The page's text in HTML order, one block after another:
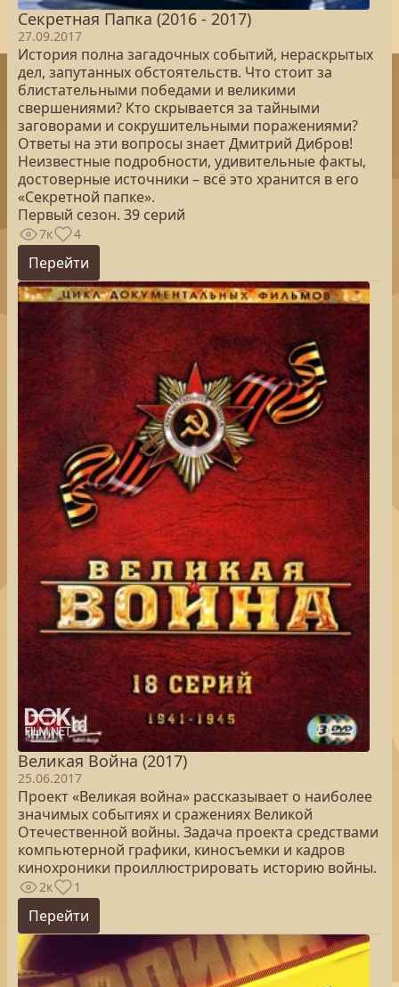
Секретная Папка (2016 - 2017)
27.09.2017
История полна загадочных событий, нераскрытых
дел, запутанных обстоятельств. Что стоит за
блистательными победами и великими
свершениями? Кто скрывается за тайными
заговорами и сокрушительными поражениями?
Ответы на эти вопросы знает Дмитрий Дибров!
Неизвестные подробности, удивительные факты,
достоверные источники – всё это хранится в его
«Секретной папке».
Первый сезон. 39 серий
7к 4
Перейти
Великая Война (2017)
25.06.2017
Проект «Великая война» рассказывает о наиболее
значимых событиях и сражениях Великой
Отечественной войны. Задача проекта средствами
компьютерной графики, киносъемки и кадров
кинохроники проиллюстрировать историю войны.
2к 1
Перейти